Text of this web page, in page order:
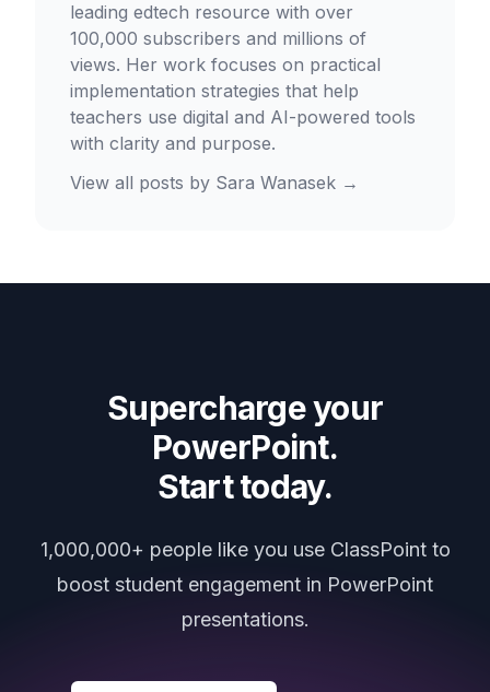
leading edtech resource with over
100,000 subscribers and millions of
views. Her work focuses on practical
implementation strategies that help
teachers use digital and AI-powered tools
with clarity and purpose.
View all posts by Sara Wanasek →
Supercharge your
PowerPoint.
Start today.
1,000,000+ people like you use ClassPoint to
boost student engagement in PowerPoint
presentations.